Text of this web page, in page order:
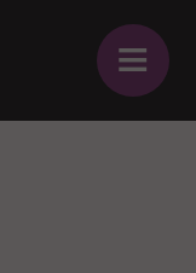
≡